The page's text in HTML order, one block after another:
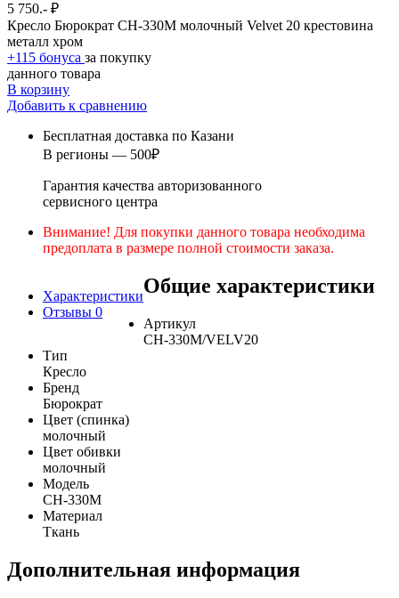
5 750.- ₽
Кресло Бюрократ CH-330M молочный Velvet 20 крестовина
металл хром
+115 бонуса за покупку
данного товара
В корзину
Добавить к сравнению
Бесплатная доставка по Казани
В регионы — 500₽
Гарантия качества авторизованного
сервисного центра
Внимание! Для покупки данного товара необходима
предоплата в размере полной стоимости заказа.
Характеристики
Отзывы 0
Общие характеристики
Артикул
CH-330M/VELV20
Тип
Кресло
Бренд
Бюрократ
Цвет (спинка)
молочный
Цвет обивки
молочный
Модель
CH-330M
Материал
Ткань
Дополнительная информация